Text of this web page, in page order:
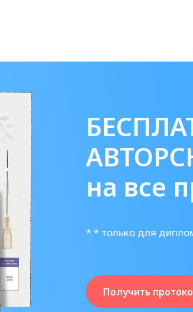
на все
Получить
* * только для